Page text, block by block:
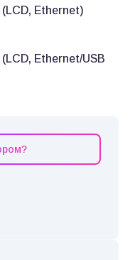
(LCD, Ethernet)
Ethernet/USB